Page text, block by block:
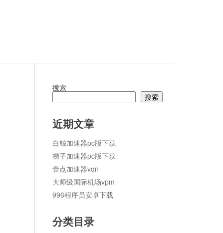
搜索
搜索
近期文章
白鲸加速器pc版下载
梯子加速器pc版下载
壹点加速器vqn
大师级国际机场vpm
996程序员安卓下载
分类目录